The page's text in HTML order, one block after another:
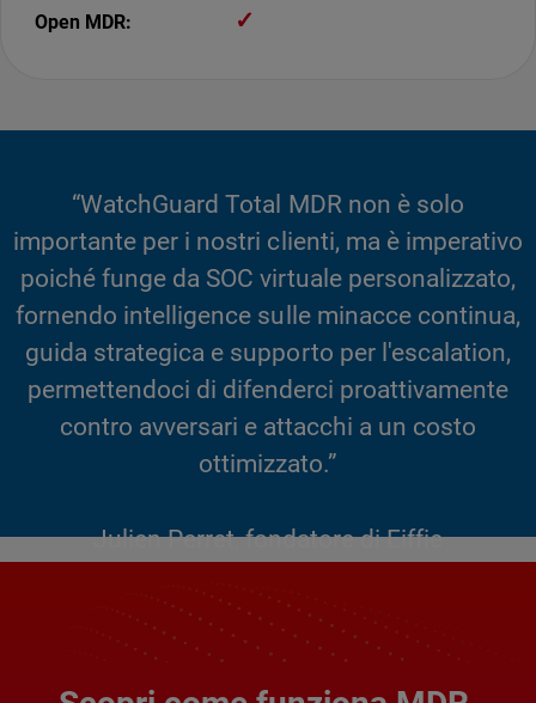
✓
“WatchGuard Total MDR non è solo
importante per i nostri clienti, ma è imperativo
poiché funge da SOC virtuale personalizzato,
fornendo intelligence sulle minacce continua,
guida strategica e supporto per l'escalation,
permettendoci di difenderci proattivamente
contro avversari e attacchi a un costo
ottimizzato.”
Julien Perret, fondatore di Eiffie